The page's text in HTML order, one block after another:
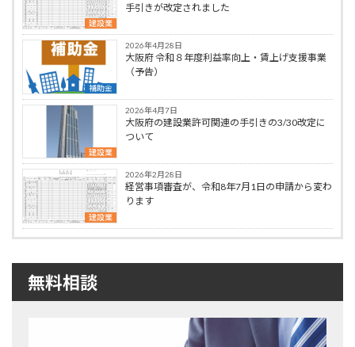
建設業
手引きが改定されました
補助金
2026年4月28日
大阪府 令和８年度利益率向上・賃上げ支援事業
（予告）
建設業
2026年4月7日
大阪府の建設業許可関連の手引きの3/30改定に
ついて
建設業
2026年2月28日
経営事項審査が、令和8年7月1日の申請から変わ
ります
無料相談